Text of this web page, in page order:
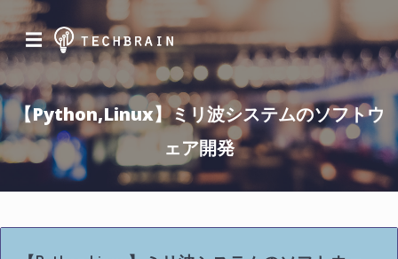
☰
【Python,Linux】ミリ波システムのソフトウ
ェア開発